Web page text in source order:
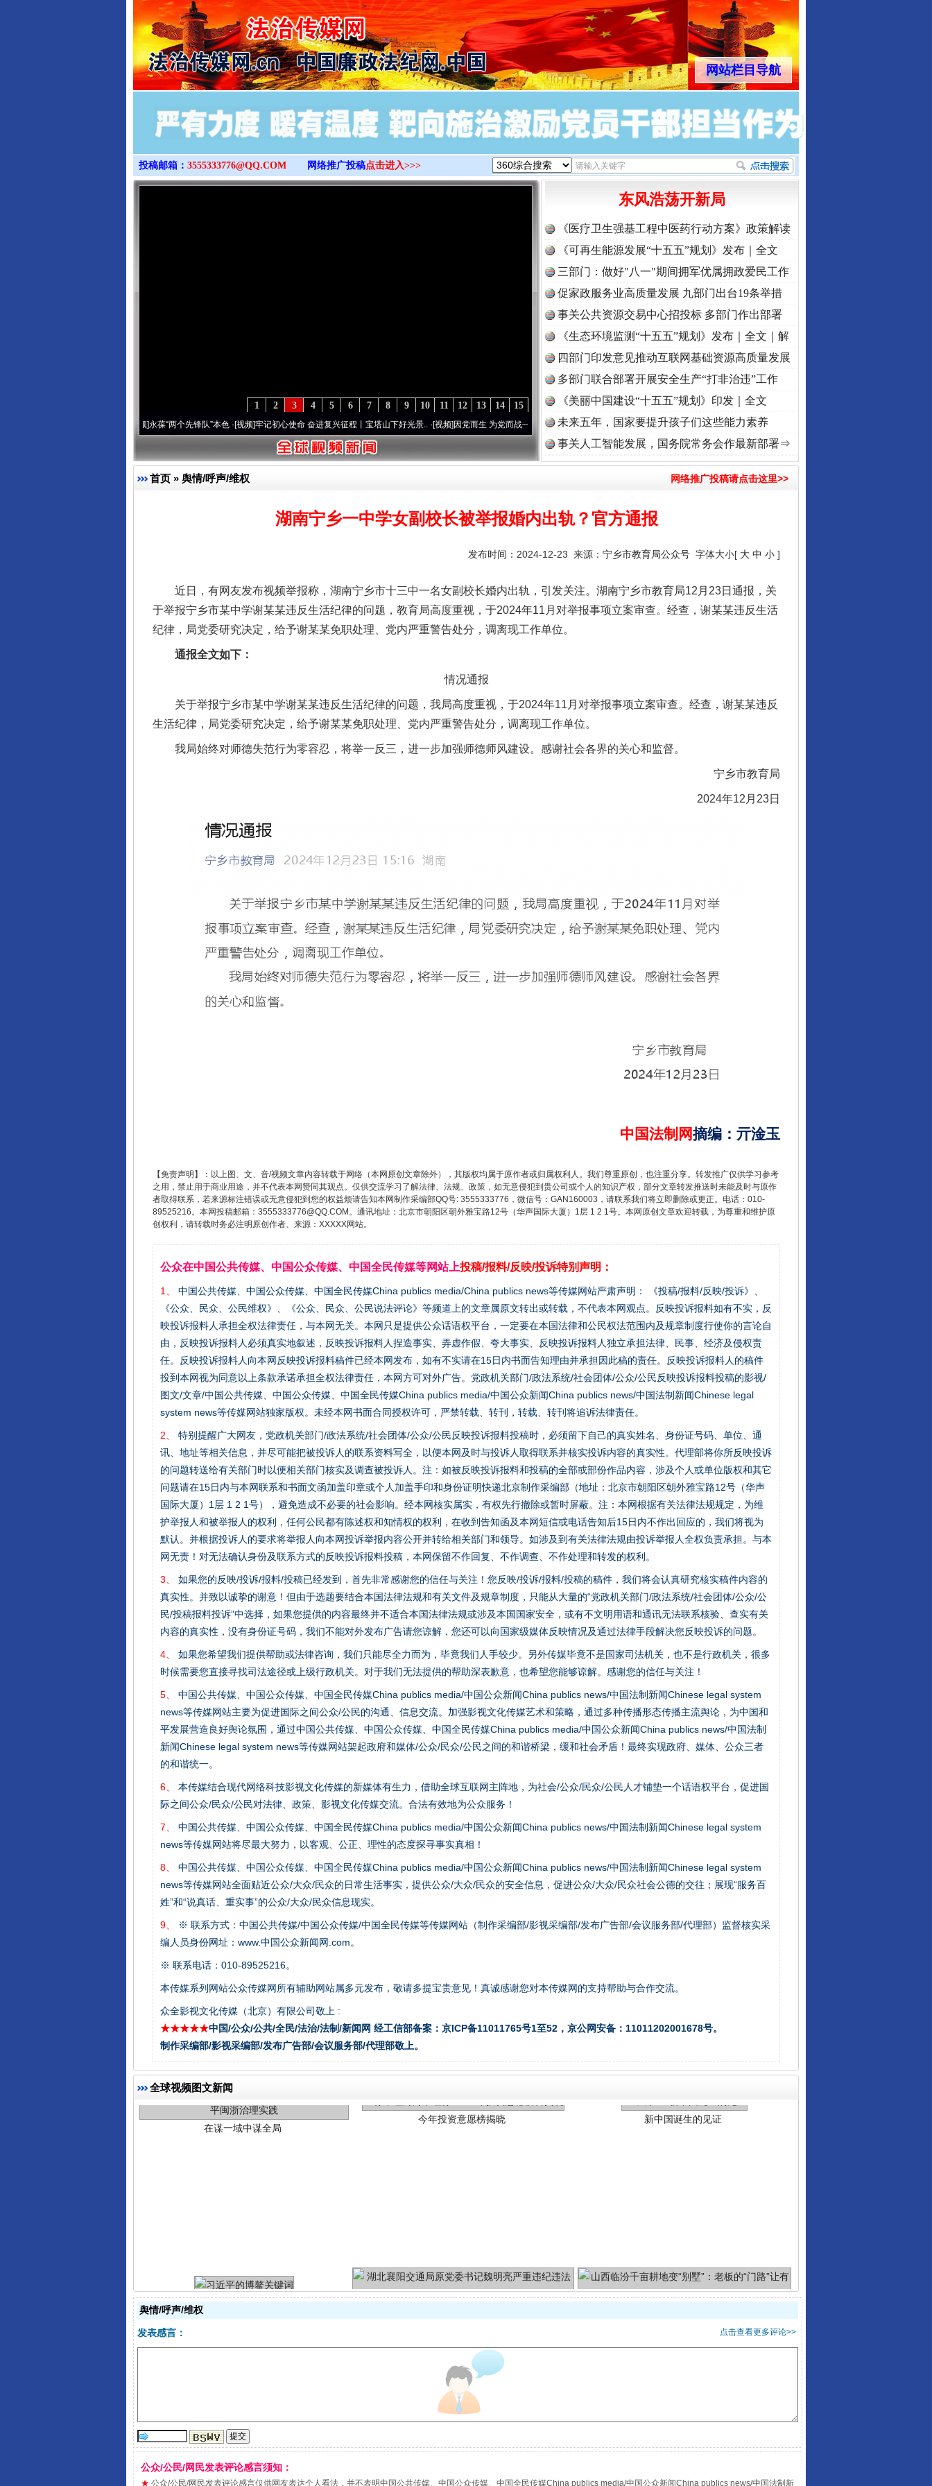
>
网站栏目导航
投稿邮箱： 3555333776@QQ.COM 网络推广投稿点击进入>>>
15
14
13
12
11
10
9
8
7
6
5
4
3
2
1
永葆“两个先锋队”本色·[视频]牢记初心使命 奋进复兴征程丨宝塔山下好光景..·[视频]因党而生 为党而战——百年“纪”事⑧加强纪律..·[视频] 牢记初心使命 奋进复兴征程丨“转折之城”激荡..
东风浩荡开新局
《医疗卫生强基工程中医药行动方案》政策解读
《可再生能源发展“十五五”规划》发布｜全文
三部门：做好"八一"期间拥军优属拥政爱民工作
促家政服务业高质量发展 九部门出台19条举措
事关公共资源交易中心招投标 多部门作出部署
《生态环境监测“十五五”规划》发布｜全文｜解
读
四部门印发意见推动互联网基础资源高质量发展
多部门联合部署开展安全生产“打非治违”工作
《美丽中国建设“十五五”规划》印发｜全文
未来五年，国家要提升孩子们这些能力素养
事关人工智能发展，国务院常务会作最新部署⇒
首页 » 舆情/呼声/维权 网络推广投稿请点击这里>>
湖南宁乡一中学女副校长被举报婚内出轨？官方通报
发布时间：2024-12-23 来源： 宁乡市教育局公众号 字体大小[ 大 中 小 ]
近日，有网友发布视频举报称，湖南宁乡市十三中一名女副校长婚内出轨，引发关注。湖南宁乡市教育局12月23日通报，关
于举报宁乡市某中学谢某某违反生活纪律的问题，教育局高度重视，于2024年11月对举报事项立案审查。经查，谢某某违反生活
纪律，局党委研究决定，给予谢某某免职处理、党内严重警告处分，调离现工作单位。
通报全文如下：
情况通报
关于举报宁乡市某中学谢某某违反生活纪律的问题，我局高度重视，于2024年11月对举报事项立案审查。经查，谢某某违反
生活纪律，局党委研究决定，给予谢某某免职处理、党内严重警告处分，调离现工作单位。
我局始终对师德失范行为零容忍，将举一反三，进一步加强师德师风建设。感谢社会各界的关心和监督。
宁乡市教育局
2024年12月23日
中国法制网摘编 ： 亓淦玉
【免责声明】：以上图、文、音/视频文章内容转载于网络（本网原创文章除外），其版权均属于原作者或归属权利人。我们尊重原创，也注重分享。转发推广仅供学习参考
之用，禁止用于商业用途，并不代表本网赞同其观点。仅供交流学习了解法律、法规、政策，如无意侵犯到贵公司或个人的知识产权，部分文章转发推送时未能及时与原作
者取得联系，若来源标注错误或无意侵犯到您的权益烦请告知本网制作采编部QQ号: 3555333776，微信号：GAN160003，请联系我们将立即删除或更正。电话：010-
89525216。本网投稿邮箱：3555333776@QQ.COM。通讯地址：北京市朝阳区朝外雅宝路12号（华声国际大厦）1层 1 2 1号。本网原创文章欢迎转载，为尊重和维护原
创权利，请转载时务必注明原创作者、来源：XXXXX网站。
公众在中国公共传媒、中国公众传媒、中国全民传媒等网站上投稿/报料/反映/投诉特别声明：
1、
中国公共传媒、中国公众传媒、中国全民传媒China publics media/China publics news等传媒网站严肃声明： 《投稿/报料/反映/投诉》、
《公众、民众、公民维权》、《公众、民众、公民说法评论》等频道上的文章属原文转出或转载，不代表本网观点。反映投诉报料如有不实，反
映投诉报料人承担全权法律责任，与本网无关。本网只是提供公众话语权平台，一定要在本国法律和公民权法范围内及规章制度行使你的言论自
由，反映投诉报料人必须真实地叙述，反映投诉报料人捏造事实、弄虚作假、夸大事实、反映投诉报料人独立承担法律、民事、经济及侵权责
任。反映投诉报料人向本网反映投诉报料稿件已经本网发布，如有不实请在15日内书面告知理由并承担因此稿的责任。反映投诉报料人的稿件
投到本网视为同意以上条款承诺承担全权法律责任，本网方可对外广告。党政机关部门/政法系统/社会团体/公众/公民反映投诉报料投稿的影视/
图文/文章/中国公共传媒、中国公众传媒、中国全民传媒China publics media/中国公众新闻China publics news/中国法制新闻Chinese legal
system news等传媒网站独家版权。未经本网书面合同授权许可，严禁转载、转刊，转载、转刊将追诉法律责任。
2、
特别提醒广大网友，党政机关部门/政法系统/社会团体/公众/公民反映投诉报料投稿时，必须留下自己的真实姓名、身份证号码、单位、通
讯、地址等相关信息，并尽可能把被投诉人的联系资料写全，以便本网及时与投诉人取得联系并核实投诉内容的真实性。代理部将你所反映投诉
的问题转送给有关部门时以便相关部门核实及调查被投诉人。注：如被反映投诉报料和投稿的全部或部份作品内容，涉及个人或单位版权和其它
问题请在15日内与本网联系和书面文函加盖印章或个人加盖手印和身份证明快递北京制作采编部（地址：北京市朝阳区朝外雅宝路12号（华声
国际大厦）1层 1 2 1号），避免造成不必要的社会影响。经本网核实属实，有权先行撤除或暂时屏蔽。注：本网根据有关法律法规规定，为维
护举报人和被举报人的权利，任何公民都有陈述权和知情权的权利，在收到告知函及本网短信或电话告知后15日内不作出回应的，我们将视为
默认。并根据投诉人的要求将举报人向本网投诉举报内容公开并转给相关部门和领导。如涉及到有关法律法规由投诉举报人全权负责承担。与本
网无责！对无法确认身份及联系方式的反映投诉报料投稿，本网保留不作回复、不作调查、不作处理和转发的权利。
3、
如果您的反映/投诉/报料/投稿已经发到，首先非常感谢您的信任与关注！您反映/投诉/报料/投稿的稿件，我们将会认真研究核实稿件内容的
真实性。并致以诚挚的谢意！但由于选题要结合本国法律法规和有关文件及规章制度，只能从大量的“党政机关部门/政法系统/社会团体/公众/公
民/投稿报料投诉”中选择，如果您提供的内容最终并不适合本国法律法规或涉及本国国家安全，或有不文明用语和通讯无法联系核验、查实有关
内容的真实性，没有身份证号码，我们不能对外发布广告请您谅解，您还可以向国家级媒体反映情况及通过法律手段解决您反映投诉的问题。
4、
如果您希望我们提供帮助或法律咨询，我们只能尽全力而为，毕竟我们人手较少。另外传媒毕竟不是国家司法机关，也不是行政机关，很多
时候需要您直接寻找司法途径或上级行政机关。对于我们无法提供的帮助深表歉意，也希望您能够谅解。感谢您的信任与关注！
5、
中国公共传媒、中国公众传媒、中国全民传媒China publics media/中国公众新闻China publics news/中国法制新闻Chinese legal system
news等传媒网站主要为促进国际之间公众/公民的沟通、信息交流。加强影视文化传媒艺术和策略，通过多种传播形态传播主流舆论，为中国和
平发展营造良好舆论氛围，通过中国公共传媒、中国公众传媒、中国全民传媒China publics media/中国公众新闻China publics news/中国法制
新闻Chinese legal system news等传媒网站架起政府和媒体/公众/民众/公民之间的和谐桥梁，缓和社会矛盾！最终实现政府、媒体、公众三者
的和谐统一。
6、
本传媒结合现代网络科技影视文化传媒的新媒体有生力，借助全球互联网主阵地，为社会/公众/民众/公民人才铺垫一个话语权平台，促进国
际之间公众/民众/公民对法律、政策、影视文化传媒交流。合法有效地为公众服务！
7、
中国公共传媒、中国公众传媒、中国全民传媒China publics media/中国公众新闻China publics news/中国法制新闻Chinese legal system
news等传媒网站将尽最大努力，以客观、公正、理性的态度探寻事实真相！
8、
中国公共传媒、中国公众传媒、中国全民传媒China publics media/中国公众新闻China publics news/中国法制新闻Chinese legal system
news等传媒网站全面贴近公众/大众/民众的日常生活事实，提供公众/大众/民众的安全信息，促进公众/大众/民众社会公德的交往；展现“服务百
姓”和“说真话、重实事”的公众/大众/民众信息现实。
9、
※ 联系方式：中国公共传媒/中国公众传媒/中国全民传媒等传媒网站（制作采编部/影视采编部/发布广告部/会议服务部/代理部）监督核实采
编人员身份网址：www.中国公众新闻网.com。
※ 联系电话：010-89525216。
本传媒系列网站公众传媒网所有辅助网站属多元发布，敬请多提宝贵意见！真诚感谢您对本传媒网的支持帮助与合作交流。
众全影视文化传媒（北京）有限公司敬上 :
★★★★★中国/公众/公共/全民/法治/法制/新闻网 经工信部备案：京ICP备11011765号1至52，京公网安备：11011202001678号。
制作采编部/影视采编部/发布广告部/会议服务部/代理部敬上。
全球视频图文新闻
网上购药对药下症？
“神药”背后的真相
这是一记警钟！ 谢谢有你温暖了四季 法官巧妙执行解纠纷
在谋一域中谋全局
“刷贴”乱象丛生
生物安全法正式实施
舆情/呼声/维权
点击查看更多评论>>
发表感言：
公众/公民/网民发表评论感言须知：
★ 公众/公民/网民发表评论感言仅供网友表达个人看法，并不表明中国公共传媒、中国公众传媒、中国全民传媒China publics media/中国公众新闻China publics news/中国法制新